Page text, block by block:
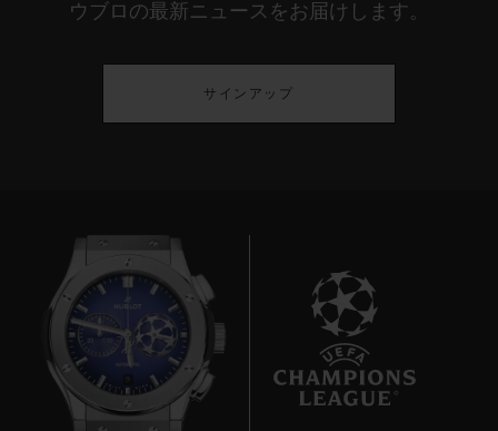
ウブロの最新ニュースをお届けします。
サインアップ